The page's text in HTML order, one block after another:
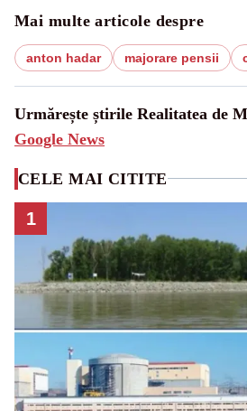
Mai multe articole despre
anton hadar majorare pensii
Urmărește știrile Realitatea de
Google News
CELE MAI CITITE
1